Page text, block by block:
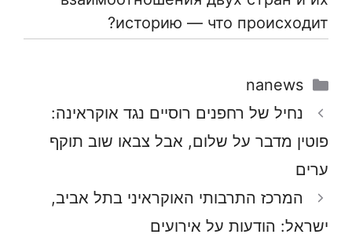
историю — что происходит?
קטגוריות
nanews
נחיל של רחפנים רוסיים נגד אוקראינה:
פוטין מדבר על שלום, אבל צבאו שוב תוקף
ערים
המרכז התרבותי האוקראיני בתל אביב,
ישראל: הודעות על אירועים